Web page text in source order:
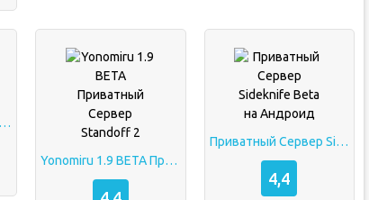
Sideknife Beta
Yonomiru 1.9 BETA Приватный Сервер Standoff 2
Приватный Сервер Sideknife Beta на Андроид
4,4